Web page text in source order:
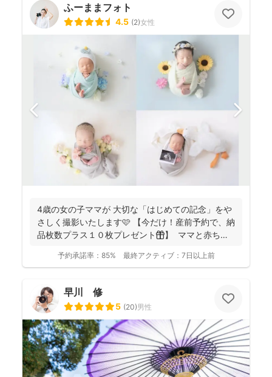
ふーままフォト
4.5 (2)女性
4歳の女の子ママが 大切な「はじめての記念」をや
さしく撮影いたします🩷 【今だけ！産前予約で、納
品枚数プラス１０枚プレゼント🎁】 ママと赤ちゃ
予約承諾率： 85% 最終アクティブ： 7日以上前
早川 修
5 (20)男性